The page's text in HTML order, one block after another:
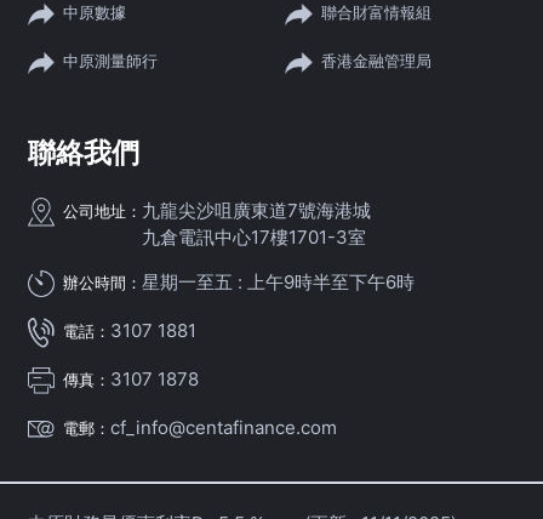
中原數據
中原測量師行
聯合財富情報組
香港金融管理局
聯絡我們
公司地址： 九龍尖沙咀廣東道7號海港城
九倉電訊中心17樓1701-3室
辦公時間： 星期一至五 : 上午9時半至下午6時
電話： 3107 1881
傳真： 3107 1878
電郵： cf_info@centafinance.com